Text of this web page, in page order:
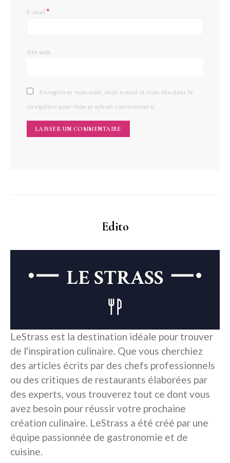
E-mail*
Site web
Enregistrer mon nom, mon e-mail et mon site dans le
navigateur pour mon prochain commentaire.
Edito
LeStrass est la destination idéale pour trouver
de l'inspiration culinaire. Que vous cherchiez
des articles écrits par des chefs professionnels
ou des critiques de restaurants élaborées par
des experts, vous trouverez tout ce dont vous
avez besoin pour réussir votre prochaine
création culinaire. LeStrass a été créé par une
équipe passionnée de gastronomie et de
cuisine.